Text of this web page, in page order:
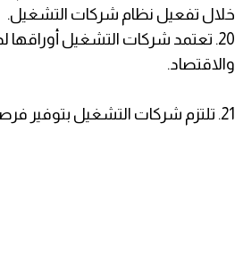
خلال تفعيل نظام شركات التشغيل.
20. تعتمد شركات التشغيل أوراقها
والاقتصاد.
21. تلتزم شركات التشغيل بتوفير فرصة عمل حقيقية للعمال.